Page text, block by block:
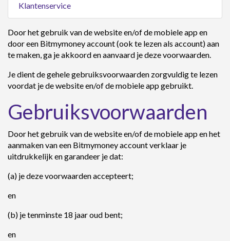
Klantenservice
Door het gebruik van de website en/of de mobiele app en
door een Bitmymoney account (ook te lezen als account) aan
te maken, ga je akkoord en aanvaard je deze voorwaarden.
Je dient de gehele gebruiksvoorwaarden zorgvuldig te lezen
voordat je de website en/of de mobiele app gebruikt.
Gebruiksvoorwaarden
Door het gebruik van de website en/of de mobiele app en het
aanmaken van een Bitmymoney account verklaar je
uitdrukkelijk en garandeer je dat:
(a) je deze voorwaarden accepteert;
en
(b) je tenminste 18 jaar oud bent;
en